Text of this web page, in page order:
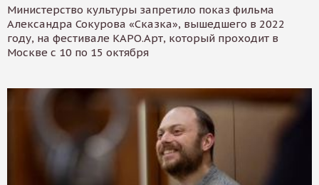
Министерство культуры запретило показ фильма
Александра Сокурова «Сказка», вышедшего в 2022
году, на фестивале КАРО.Арт, который проходит в
Москве с 10 по 15 октября